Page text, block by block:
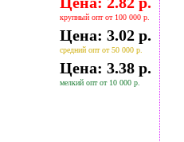
крупный опт от 100 000 р.
Цена: 3.02 р.
средний опт от 50 000 р.
Цена: 3.38 р.
мелкий опт от 10 000 р.